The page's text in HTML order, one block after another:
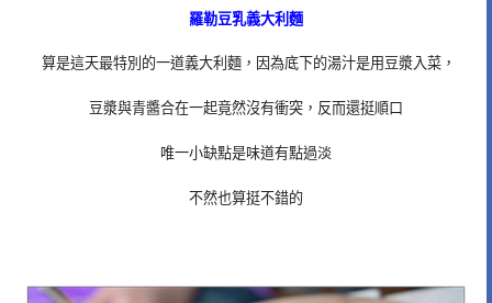
羅勒豆乳義大利麵
算是這天最特別的一道義大利麵，因為底下的湯汁是用豆漿入菜，
豆漿與青醬合在一起竟然沒有衝突，反而還挺順口
唯一小缺點是味道有點過淡
不然也算挺不錯的